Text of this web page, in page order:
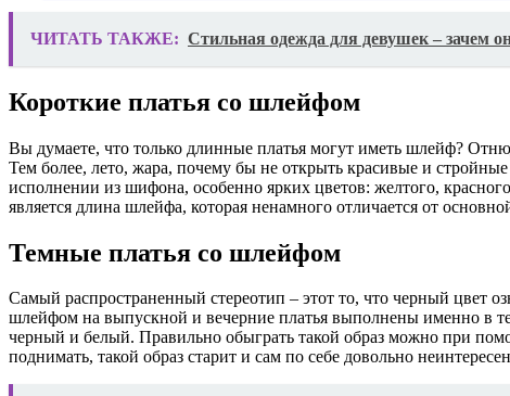
ЧИТАТЬ ТАКЖЕ: Стильная одежда для девушек – зачем
Короткие платья со шлейфом
Вы думаете, что только длинные платья могут иметь шлейф?
Тем более, лето, жара, почему бы не открыть красивые и
исполнении из шифона, особенно ярких цветов: желтого,
является длина шлейфа, которая ненамного отличается от
Темные платья со шлейфом
Самый распространенный стереотип – этот то, что черный цвет
шлейфом на выпускной и вечерние платья выполнены именно в
черный и белый. Правильно обыграть такой образ можно при
поднимать, такой образ старит и сам по себе довольно